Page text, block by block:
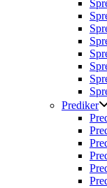
Prediker